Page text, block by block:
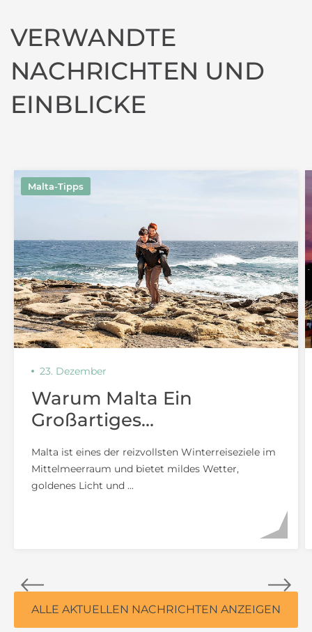
VERWANDTE
NACHRICHTEN UND
EINBLICKE
Malta-Tipps
23. Dezember
Warum Malta Ein
Großartiges
Ist
Malta ist eines der reizvollsten Winterreiseziele im
Mittelmeerraum und bietet mildes Wetter,
goldenes Licht und ...
ALLE AKTUELLEN NACHRICHTEN ANZEIGEN